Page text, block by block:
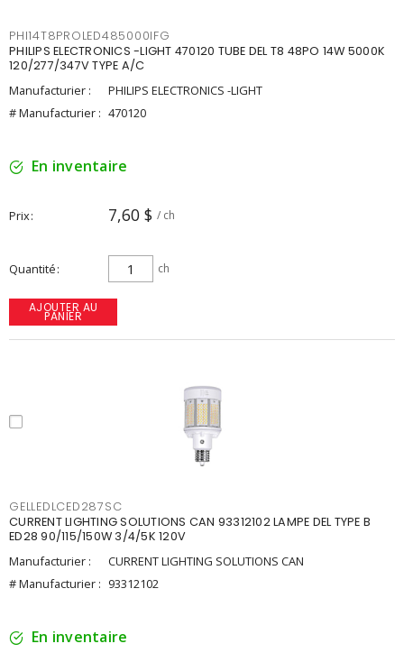
PHI14T8PROLED485000IFG
PHILIPS ELECTRONICS -LIGHT 470120 TUBE DEL T8 48PO 14W 5000K
120/277/347V TYPE A/C
Manufacturier :
PHILIPS ELECTRONICS -LIGHT
# Manufacturier : 470120
En inventaire
Prix 7,60 $ / ch
Quantité ch
AJOUTER AU
PANIER
GELLEDLCED287SC
CURRENT LIGHTING SOLUTIONS CAN 93312102 LAMPE DEL TYPE B
ED28 90/115/150W 3/4/5K 120V
Manufacturier :
CURRENT LIGHTING SOLUTIONS CAN
# Manufacturier : 93312102
En inventaire